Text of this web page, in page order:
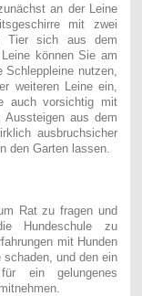
an der Leine
mit zwei
Tier sich aus dem
können Sie am
nutzen,
weiteren Leine ein,
auch vorsichtig mit
aus dem
ausbruchsicher
den Garten lassen.
Rat zu fragen und
Hundeschule zu
mit Hunden
und den ein
ein gelungenes